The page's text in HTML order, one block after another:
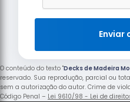
Enviar
O conteúdo do texto "Decks de Madeira
reservado. Sua reprodução, parcial ou
sem a autorização do autor. Crime de
Código Penal – Lei 9610/98 - Lei de